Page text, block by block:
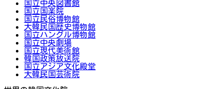
国立中央図書館
国立国楽院
国立民俗博物館
大韓民国歴史博物館
国立ハングル博物館
国立中央劇場
国立現代美術館
韓国政策放送院
国立アジア文化殿堂
大韓民国芸術院